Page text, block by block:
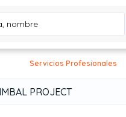
Servicios Profesionales
PROJECT